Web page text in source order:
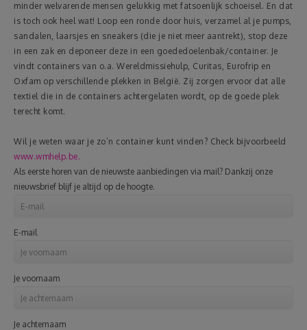
minder welvarende mensen gelukkig met fatsoenlijk schoeisel. En dat
is toch ook heel wat! Loop een ronde door huis, verzamel al je pumps,
sandalen, laarsjes en sneakers (die je niet meer aantrekt), stop deze
in een zak en deponeer deze in een goededoelenbak/container. Je
vindt containers van o.a. Wereldmissiehulp, Curitas, Eurofrip en
Oxfam op verschillende plekken in België. Zij zorgen ervoor dat alle
textiel die in de containers achtergelaten wordt, op de goede plek
terecht komt.
Wil je weten waar je zo’n container kunt vinden? Check bijvoorbeeld
www.wmhelp.be.
Als eerste horen van de nieuwste aanbiedingen via mail? Dankzij onze
nieuwsbrief blijf je altijd op de hoogte.
E-mail
Je voornaam
Je achternaam